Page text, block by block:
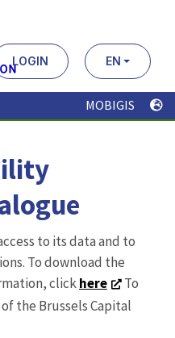
LOGIN EN
MOBIGIS
to its data and to
To download the
clickhere
To
the Brussels Capital